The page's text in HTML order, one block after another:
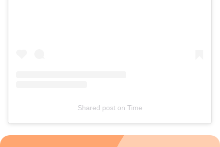
Shared poston Time